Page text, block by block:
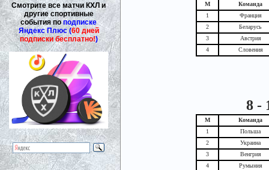
Смотрите все матчи КХЛ и
другие спортивные
события поподписке
Яндекс Плюс (60 дней
подписки бесплатно!)
М
Команда
1
Франция
2
Беларусь
3
Австрия
4
Словения
8 -
М
Команда
1
Польша
2
Украина
3
Венгрия
4
Румыния